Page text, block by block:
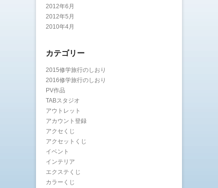
2012年6月
2012年5月
2010年4月
カテゴリー
2015修学旅行のしおり
2016修学旅行のしおり
PV作品
TABスタジオ
アウトレット
アカウント登録
アクセくじ
アクセットくじ
イベント
インテリア
エクステくじ
カラーくじ